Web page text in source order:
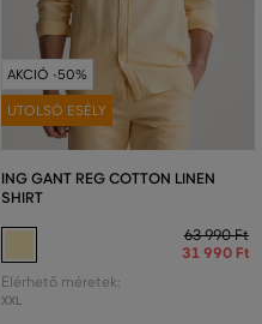
AKCIÓ -50%
UTOLSÓ ESÉLY
ING GANT REG COTTON LINEN
SHIRT
63 990 Ft
31 990 Ft
Elérhető méretek:
XXL